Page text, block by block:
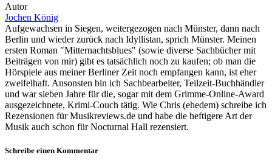
Autor
Jochen König
Aufgewachsen in Siegen, weitergezogen nach Münster, dann nach
Berlin und wieder zurück nach Idyllistan, sprich Münster. Meinen
ersten Roman "Mitternachtsblues" (sowie diverse Sachbücher mit
Beiträgen von mir) gibt es tatsächlich noch zu kaufen; ob man die
Hörspiele aus meiner Berliner Zeit noch empfangen kann, ist eher
zweifelhaft. Ansonsten bin ich Sachbearbeiter, Teilzeit-Buchhändler
und war sieben Jahre für die, sogar mit dem Grimme-Online-Award
ausgezeichnete, Krimi-Couch tätig. Wie Chris (ehedem) schreibe ich
Rezensionen für Musikreviews.de und habe die heftigere Art der
Musik auch schon für Nocturnal Hall rezensiert.
Schreibe einen Kommentar